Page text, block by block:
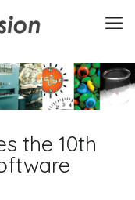
the 10th